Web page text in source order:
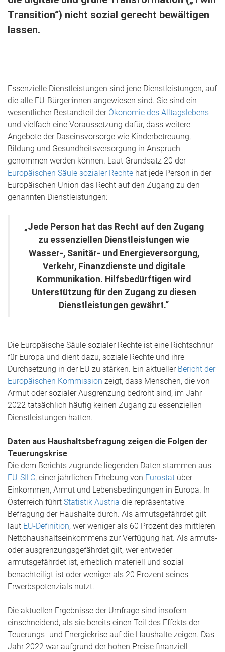
Transition“) nicht sozial gerecht bewältigen
lassen.
Essenzielle Dienstleistungen sind jene Dienstleistungen, auf
die alle EU-Bürger:innen angewiesen sind. Sie sind ein
wesentlicher Bestandteil der Ökonomie des Alltagslebens
und vielfach eine Voraussetzung dafür, dass weitere
Angebote der Daseinsvorsorge wie Kinderbetreuung,
Bildung und Gesundheitsversorgung in Anspruch
genommen werden können. Laut Grundsatz 20 der
Europäischen Säule sozialer Rechte hat jede Person in der
Europäischen Union das Recht auf den Zugang zu den
genannten Dienstleistungen:
„Jede Person hat das Recht auf den Zugang
zu essenziellen Dienstleistungen wie
Wasser-, Sanitär- und Energieversorgung,
Verkehr, Finanzdienste und digitale
Kommunikation. Hilfsbedürftigen wird
Unterstützung für den Zugang zu diesen
Dienstleistungen gewährt.“
Die Europäische Säule sozialer Rechte ist eine Richtschnur
für Europa und dient dazu, soziale Rechte und ihre
Durchsetzung in der EU zu stärken. Ein aktueller Bericht der
Europäischen Kommission zeigt, dass Menschen, die von
Armut oder sozialer Ausgrenzung bedroht sind, im Jahr
2022 tatsächlich häufig keinen Zugang zu essenziellen
Dienstleistungen hatten.
Daten aus Haushaltsbefragung zeigen die Folgen der
Teuerungskrise
Die dem Berichts zugrunde liegenden Daten stammen aus
EU-SILC, einer jährlichen Erhebung von Eurostat über
Einkommen, Armut und Lebensbedingungen in Europa. In
Österreich führt Statistik Austria die repräsentative
Befragung der Haushalte durch. Als armutsgefährdet gilt
laut EU-Definition, wer weniger als 60 Prozent des mittleren
Nettohaushaltseinkommens zur Verfügung hat. Als armuts-
oder ausgrenzungsgefährdet gilt, wer entweder
armutsgefährdet ist, erheblich materiell und sozial
benachteiligt ist oder weniger als 20 Prozent seines
Erwerbspotenzials nutzt.
Die aktuellen Ergebnisse der Umfrage sind insofern
einschneidend, als sie bereits einen Teil des Effekts der
Teuerungs- und Energiekrise auf die Haushalte zeigen. Das
Jahr 2022 war aufgrund der hohen Preise finanziell